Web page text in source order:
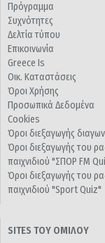
Πρόγραμμα
Συχνότητες
Δελτία τύπου
Επικοινωνία
Greece Is
Οικ. Καταστάσεις
Όροι Χρήσης
Προσωπικά Δεδομένα
Cookies
Όροι διεξαγωγής
Όροι διεξαγωγής του
παιχνιδιού "ΣΠΟΡ FM
Όροι διεξαγωγής του
παιχνιδιού "Sport Quiz"
SITES ΤΟΥ ΟΜΙΛΟΥ